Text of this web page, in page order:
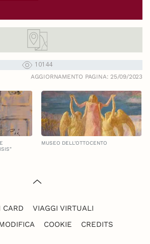
10144
AGGIORNAMENTO PAGINA: 25/09/2023
MUSEO DELL'OTTOCENTO
CARD
VIAGGI VIRTUALI
COOKIE CREDITS